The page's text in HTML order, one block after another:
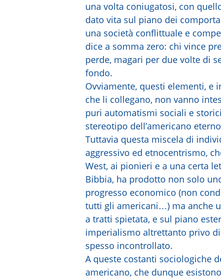
una volta coniugatosi, con
dato vita sul piano dei
una società conflittuale e
dice a somma zero: chi vince
perde, magari per due volte di
fondo.
Ovviamente, questi elementi, e
che li collegano, non vanno
puri automatismi sociali e
stereotipo dell’americano
Tuttavia questa miscela di
aggressivo ed etnocentrismo,
West, ai pionieri e a una certa
Bibbia, ha prodotto non solo
progresso economico (non
tutti gli americani…) ma anche
a tratti spietata, e sul piano
imperialismo altrettanto privo
spesso incontrollato.
A queste costanti sociologiche
americano, che dunque